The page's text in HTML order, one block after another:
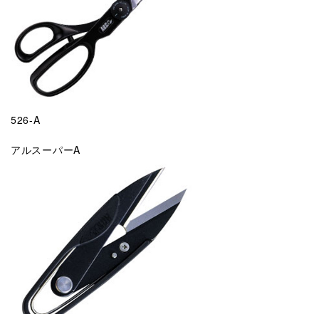
526-A
アルスーパーA